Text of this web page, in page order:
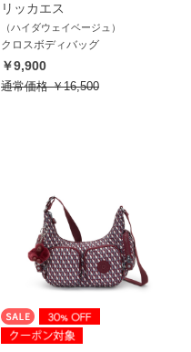
リッカエス
（ハイダウェイベージュ）
クロスボディバッグ
￥9,900
通常価格￥16,500